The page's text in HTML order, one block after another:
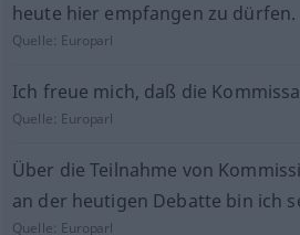
heute hier empfangen zu dürfen.
Quelle: Europarl
Ich freue mich, daß die
Quelle: Europarl
Über die Teilnahme von
an der heutigen Debatte bin ich
Quelle: Europarl